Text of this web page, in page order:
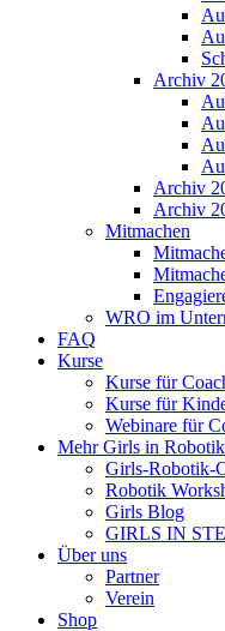
Archiv
Archiv
Archiv
Mitmachen
WRO im
FAQ
Kurse
Kurse für
Kurse für
Webinare für
Mehr Girls in
Girls-Robotik-
Robotik
Girls Blog
GIRLS IN
Über uns
Partner
Verein
Shop